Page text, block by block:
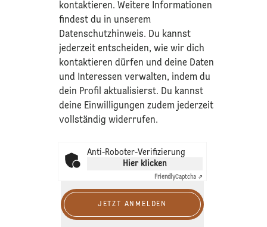
kontaktieren. Weitere Informationen
findest du in unserem
Datenschutzhinweis. Du kannst
jederzeit entscheiden, wie wir dich
kontaktieren dürfen und deine Daten
und Interessen verwalten, indem du
dein Profil aktualisierst. Du kannst
deine Einwilligungen zudem jederzeit
vollständig widerrufen.
Anti-Roboter-Verifizierung
Hier klicken
FriendlyCaptcha ⇗
JETZT ANMELDEN